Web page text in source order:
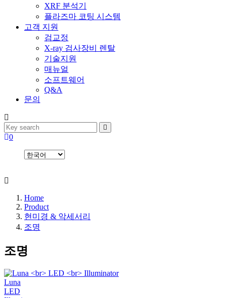
XRF 분석기
플라즈마 코팅 시스템
고객 지원
검교정
X-ray 검사장비 렌탈
기술지원
매뉴얼
소프트웨어
Q&A
문의
0
Home
Product
현미경 & 악세서리
조명
조명
Luna
LED